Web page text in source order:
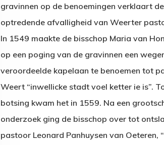
gravinnen op de benoemingen verklaart
optredende afvalligheid van Weerter
In 1549 maakte de bisschop Maria van
op een poging van de gravinnen een
veroordeelde kapelaan te benoemen tot
Weert “inwellicke stadt voel ketter ie is”.
botsing kwam het in 1559. Na een
onderzoek ging de bisschop over tot
pastoor Leonard Panhuysen van Oeteren,